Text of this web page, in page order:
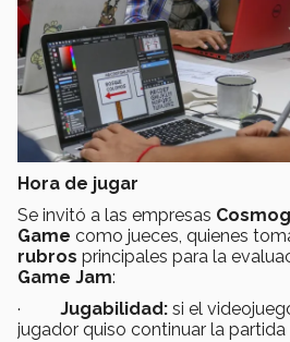
Hora de jugar
Se invitó a las empresas
Game como jueces, quienes
rubros principales para la
Game Jam:
· Jugabilidad: si el
jugador quiso continuar la partida